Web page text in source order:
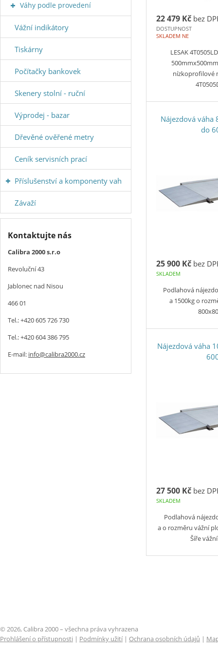
22 479 Kč bez
DOSTUPNOST
SKLADEM NE
LESAK
nízkoprofilové
Nájezdová
do
25 900 Kč bez
SKLADEM
Podlahová
a 1500kg o
Nájezdová váha
27 500 Kč bez
SKLADEM
Podlahová
a o rozměru vážní
Šíře
Váhy podle provedení
Vážní indikátory
Tiskárny
Počítačky bankovek
Skenery stolní - ruční
Výprodej - bazar
Dřevěné ověřené metry
Ceník servisních prací
Příslušenství a komponenty vah
Závaží
Kontaktujte nás
Calibra 2000 s.r.o
Revoluční 43
Jablonec nad Nisou
466 01
Tel.: +420 605 726 730
Tel.: +420 604 386 795
E-mail: info@calibra2000.cz
© 2026, Calibra 2000 – všechna práva vyhrazena
Prohlášení o přístupnosti | Podmínky užití| Ochrana osobních údajů |